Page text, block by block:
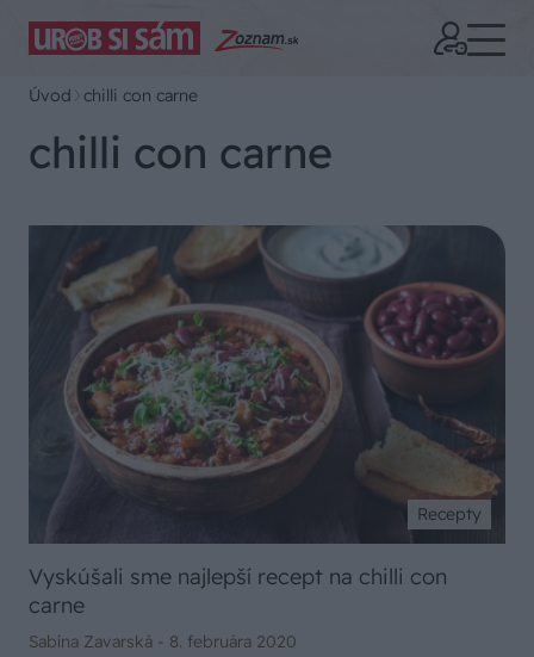
Úvod chilli con carne
chilli con carne
Recepty
Vyskúšali sme najlepší recept na chilli con
carne
Sabína Zavarská - 8. februára 2020